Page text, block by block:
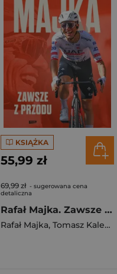
KSIĄŻKA
55,99 zł
69,99 zł - sugerowana cena
detaliczna
Rafał Majka. Zawsze z przodu. Rozmawia Tomasz Kalemba - książka z autografem
Rafał Majka, Tomasz Kalemba